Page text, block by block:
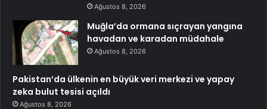
Ağustos 8, 2026
Muğla’da ormana sıçrayan yangına
havadan ve karadan müdahale
Ağustos 8, 2026
Pakistan’da ülkenin en büyük veri merkezi ve yapay
zeka bulut tesisi açıldı
Ağustos 8, 2026